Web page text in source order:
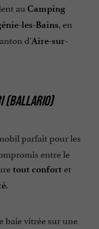
au Camping
les-Bains, en
d'Aire-sur-
(BALLARIO)
parfait pour les
entre le
tout confort et
.
baie vitrée sur une